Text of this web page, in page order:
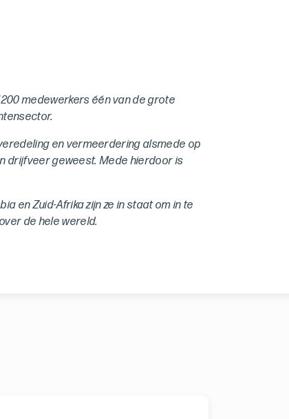
medewerkers één van de grote
en vermeerdering alsmede op
drijfveer geweest. Mede hierdoor is
en Zuid-Afrika zijn ze in staat om in te
de hele wereld.